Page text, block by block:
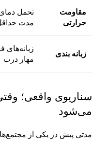
مقاومت
حرارتی
مدت حداقل ۹۰
زبانه بندی
زبانه‌های
مهار درب
می‌شود
مدتی پیش در یکی از